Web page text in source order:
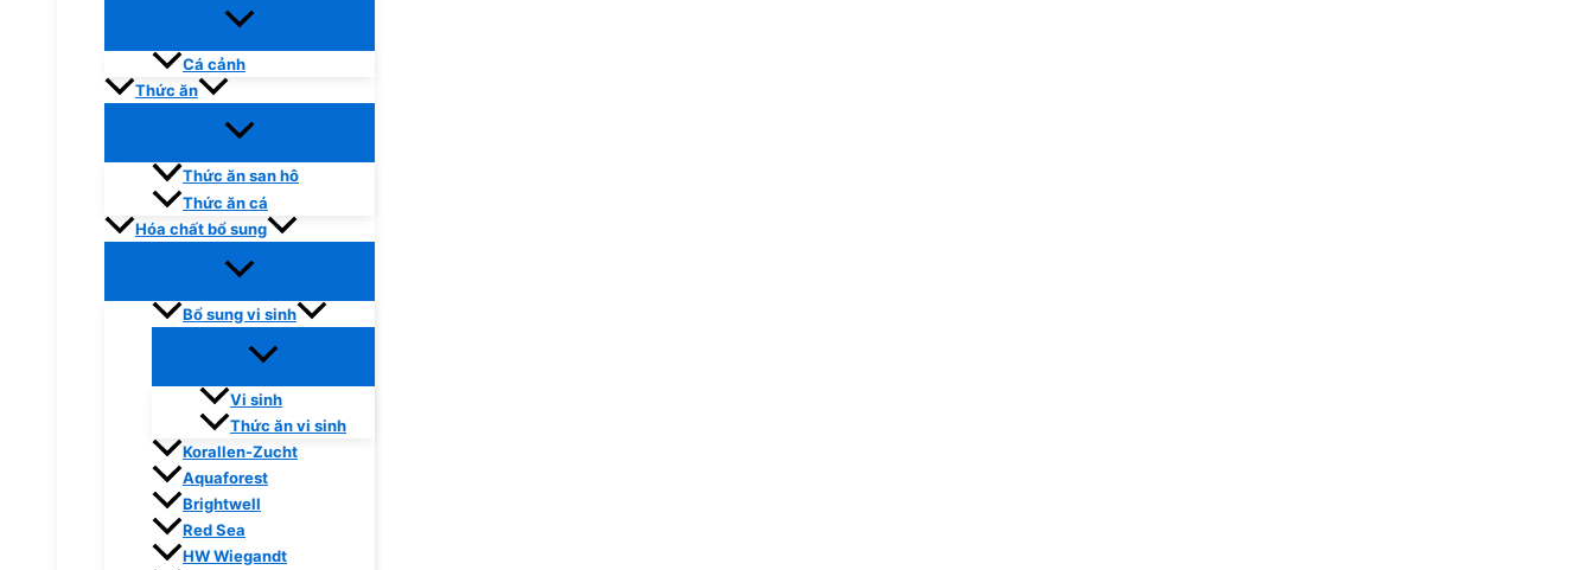
Cá cảnh
Thức ăn
Thức ăn san hô
Thức ăn cá
Hóa chất bổ sung
Bổ sung vi sinh
Vi sinh
Thức ăn vi sinh
Korallen-Zucht
Aquaforest
Brightwell
Red Sea
HW Wiegandt